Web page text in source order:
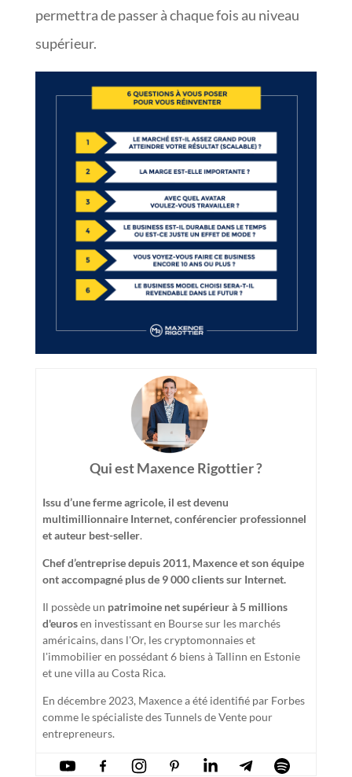
permettra de passer à chaque fois au niveau
supérieur.
Qui est Maxence Rigottier ?
Issu d’une ferme agricole, il est devenu
multimillionnaire Internet, conférencier professionnel
et auteur best-seller.
Chef d’entreprise depuis 2011, Maxence et son équipe
ont accompagné plus de 9 000 clients sur Internet.
Il possède un patrimoine net supérieur à 5 millions
d'eurosen investissant en Bourse sur les marchés
américains, dans l'Or, les cryptomonnaies et
l'immobilier en possédant 6 biens à Tallinn en Estonie
et une villa au Costa Rica.
En décembre 2023, Maxence a été identifié par Forbes
comme le spécialiste des Tunnels de Vente pour
entrepreneurs.